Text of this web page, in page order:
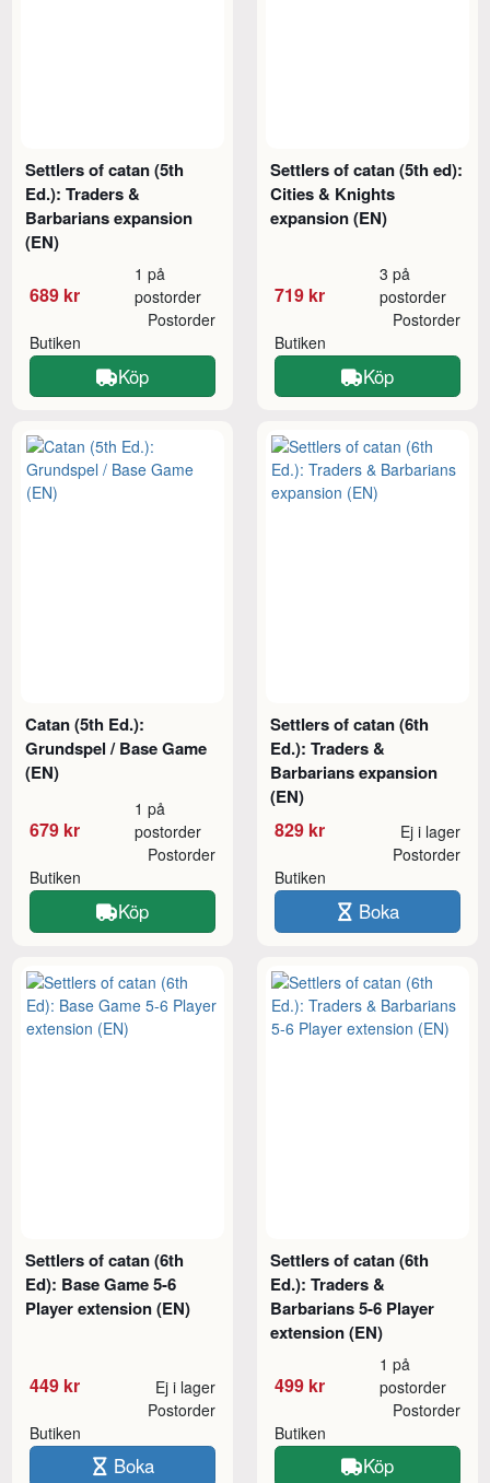
Settlers of catan (5th
Ed.): Traders &
Barbarians expansion
(EN)
689 kr
1 på
postorder
Butiken
Postorder
Köp
Settlers of catan (5th ed):
Cities & Knights
expansion (EN)
719 kr
3 på
postorder
Butiken
Postorder
Köp
Catan (5th Ed.):
Grundspel / Base Game
(EN)
679 kr
1 på
postorder
Butiken
Postorder
Köp
Settlers of catan (6th
Ed.): Traders &
Barbarians expansion
(EN)
829 kr Ej i lager
Butiken
Postorder
Boka
Settlers of catan (6th
Ed): Base Game 5-6
Player extension (EN)
449 kr Ej i lager
Butiken
Postorder
Boka
Settlers of catan (6th
Ed.): Traders &
Barbarians 5-6 Player
extension (EN)
499 kr
1 på
postorder
Butiken
Postorder
Köp